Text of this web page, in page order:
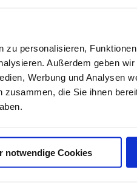
zu personalisieren,
Außerdem geben
Werbung und Analysen
die Sie ihnen
notwendige Cookies
durch spezielle
Implantaten oder
Situation ab, eine
zweimal pro Jahr. Dabei
Auch eine professionelle